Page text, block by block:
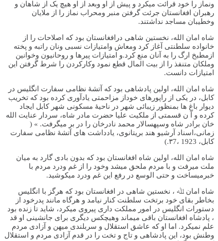
ونماز را خود قرائت میکرد و پیش از او وبعد از او هیچ یک از شاهان و
رهبران افغانستان جرئت گرفتن منبر ومحراب نماز را از ملایان
وخطیبان مساجد نداشتند.
شاه امان الله، نخستین شاهی درافغانستان بود که اصلاحات را از
خانواده سلطنتی آغاز کرد ومعاش وامتیازات نسبی ونان راتبه و پخته
ازمطبخ ارگ را به آنان منع کرد.و امتیازات پیرها و روحانیون وخوانین
وملکان متنفذ را از بیت المال قطع نمود وکارکردن را شرط گرفتن این
امتیازات دانست.
شاه امان الله، اولین پادشاهی بود که آتشۀ نظامى سفارت انگلیس در
کابل، در يکى از راپورهاى خوداز مزاحمتى يادآورى کرده بود که تخريب
ديوار باغ ها بمنظور زيبائى شهر در ناحیۀ مسکونى شهر کابل ايجاد
کرده و آ ن قسمتى از ملکیت علیا حضرت مادر شاه، سردار عنايت الله
خان برادر شاه وسپهسالار محمد نادرخان را در بر میگرفت. » (
زمانی،اسناد آرشیو هند بريتانوى، يادداشت هاى آتشۀ نظامى سفارت
کابل، 1923 ،٣7.)
شاه امان الله، اولین شاه افغانستان بود که بدون بادی گارد به میان
ملت میرفت و با مردم ملحق میشد وخود را از غم ودرد مردم با
خبرمیساخت و حتی الوسع در رفع این غم ودرد میکوشید.
شاه امان ﷲ ، نخستین شاهی در افغانستان بود که هرگز با انگلیس
بخاطر بقای خود برتخت سلطنت کنار نیامد و هرگاه مانند پدرخود از
دستورات انگليس در امور مملکت دارى پيروى ميکرد، شايد تا زنده بود
، پادشاه افغانستان باقى ميماند وهيچکس ديگرى براى جانشينى او قد
علم نميکرد. اما او که عاشق استقلال و سربلندى ميهن و آزادى مردم
وطنش بود، اين پادشاهى و تاج و تخت را در قدم آزادى مردم و استقلال